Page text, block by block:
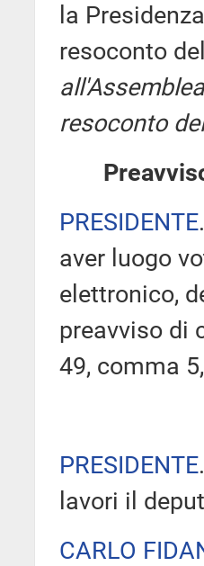
la
resoconto
resoconto
PRESIDENTE
aver luogo
elettronico,
preavviso di
49, comma
PRESIDENTE
lavori il
CARLO